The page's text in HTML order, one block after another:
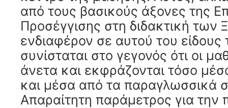
από τους βασικούς άξονες της
Προσέγγισης στη διδακτική
ενδιαφέρον σε αυτού του είδους
συνίσταται στο γεγονός ότι οι
άνετα και εκφράζονται τόσο
και μέσα από τα παραγλωσσικά
Απαραίτητη παράμετρος για την